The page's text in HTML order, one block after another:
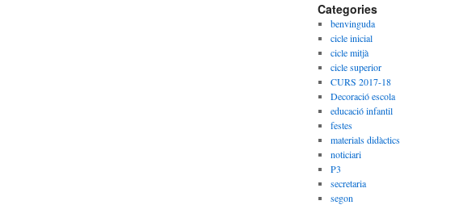
Categories
benvinguda
cicle inicial
cicle mitjà
cicle superior
CURS 2017-18
Decoració escola
educació infantil
festes
materials didàctics
noticiari
P3
secretaria
segon